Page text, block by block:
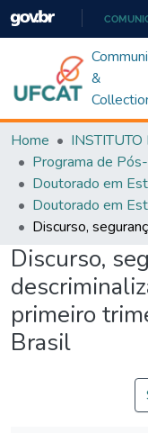
&
Home
Discurso,
primeiro
Brasil